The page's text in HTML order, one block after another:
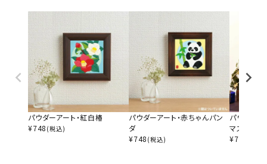
パウダーアート・紅白椿
¥748 (税込)
パウダーアート・赤ちゃんパン
ダ
¥748 (税込)
パウダーア
マス
¥748